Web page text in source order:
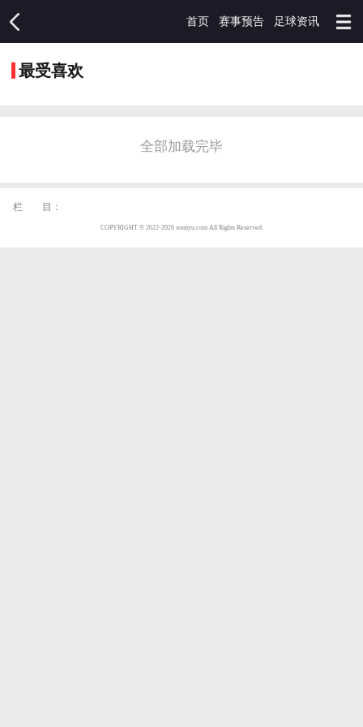
首页 赛事预告 足球资讯
最受喜欢
全部加载完毕
栏 目：
COPYRIGHT © 2022-2026 soutiyu.com All Rights Reserved.